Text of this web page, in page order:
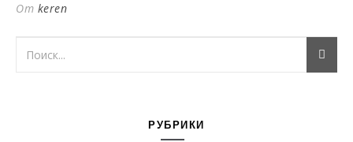
От keren
РУБРИКИ